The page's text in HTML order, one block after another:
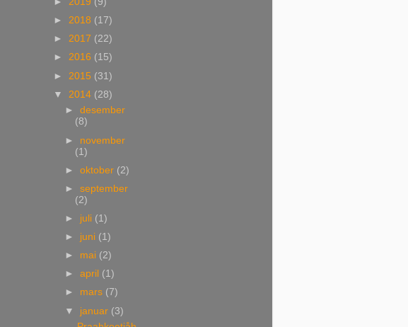
► 2018 (17)
► 2017 (22)
► 2016 (15)
► 2015 (31)
▼ 2014 (28)
►desember
(8)
► november
(1)
►oktober (2)
►september
(2)
► juli (1)
► juni (1)
► mai (2)
►april (1)
► mars (7)
▼ januar (3)